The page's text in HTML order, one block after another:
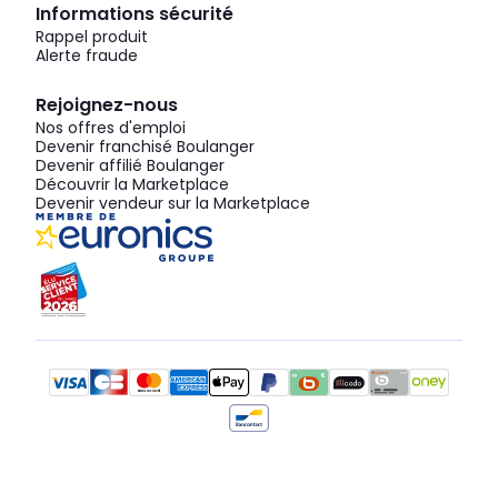
Informations sécurité
Rappel produit
Alerte fraude
Rejoignez-nous
Nos offres d'emploi
Devenir franchisé Boulanger
Devenir affilié Boulanger
Découvrir la Marketplace
Devenir vendeur sur la Marketplace